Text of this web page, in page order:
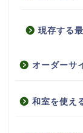
現存する
オーダーサ
和室を使え